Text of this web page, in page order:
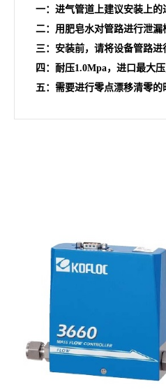
一：进气管道上建议安装上
二：用肥皂水对管路进行泄
三：安装前，请将设备管路进
四：耐压1.0Mpa，进口最大压
五：需要进行零点漂移清零